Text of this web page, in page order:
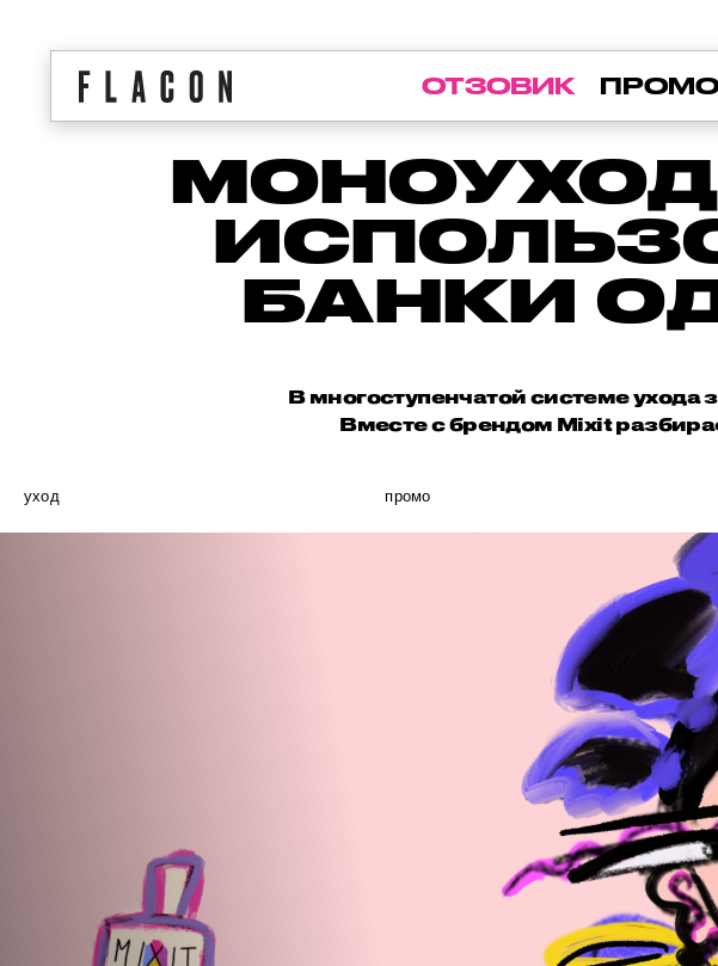
ОТЗОВИК
БАНКИ
В многоступенчатой системе ухода
Вместе с брендом Mixit
уход промо